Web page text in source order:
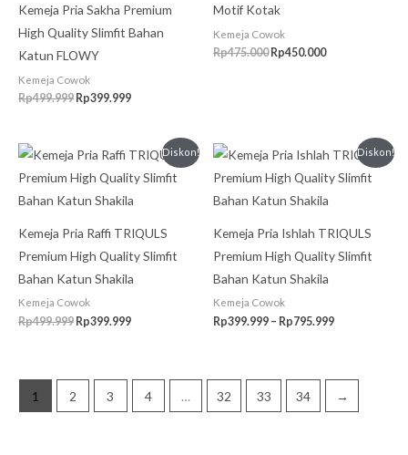
Kemeja Pria Sakha Premium
High Quality Slimfit Bahan
Katun FLOWY
Kemeja Cowok
Rp499.999 Rp399.999
Motif Kotak
Kemeja Cowok
Rp475.000 Rp450.000
Diskon!
Kemeja Pria Raffi TRIQULS
Premium High Quality Slimfit
Bahan Katun Shakila
Kemeja Cowok
Rp499.999
Harga
aslinya
adalah:
Rp399.999
Harga
saat
ini
Rp399.999.
Diskon!
Kemeja Pria Ishlah TRIQULS
Premium High Quality Slimfit
Bahan Katun Shakila
Kemeja Cowok
Rp399.999 – Rp795.999
Rentang
harga:
Rp399.999
1 2 3 4 … 32 33 34 →